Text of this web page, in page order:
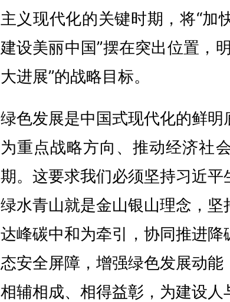
主义现代化的关键时期，将“加
建设美丽中国”摆在突出位置，
大进展”的战略目标。
绿色发展是中国式现代化的鲜
为重点战略方向、推动经济社
期。这要求我们必须坚持习近
绿水青山就是金山银山理念，
达峰碳中和为牵引，协同推进
态安全屏障，增强绿色发展动
相辅相成、相得益彰，为建设